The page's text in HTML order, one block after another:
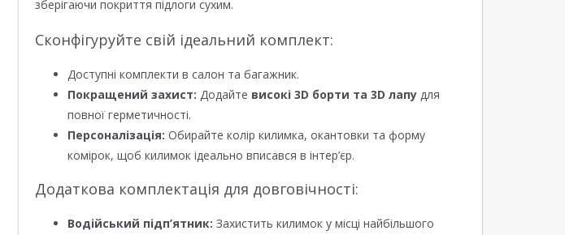
зберігаючи покриття підлоги сухим.
Сконфігуруйте свій ідеальний комплект:
Доступні комплекти в салон та багажник.
Покращений захист: Додайте високі 3D борти та 3D лапу для
повної герметичності.
Персоналізація: Обирайте колір килимка, окантовки та форму
комірок, щоб килимок ідеально вписався в інтер’єр.
Додаткова комплектація для довговічності:
Водійський підп’ятник: Захистить килимок у місці найбільшого